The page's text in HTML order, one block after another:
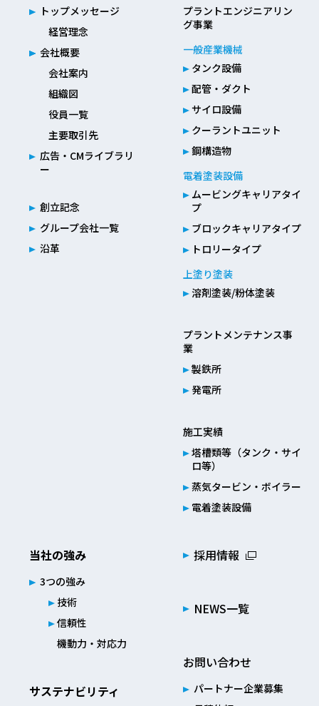
トップメッセージ
経営理念
会社概要
会社案内
組織図
役員一覧
主要取引先
広告・CMライブラリ
ー
創立記念
グループ会社一覧
沿革
プラントエンジニアリン
グ事業
一般産業機械
タンク設備
配管・ダクト
サイロ設備
クーラントユニット
鋼構造物
電着塗装設備
ムービングキャリアタイ
プ
ブロックキャリアタイプ
トロリータイプ
上塗り塗装
溶剤塗装/粉体塗装
プラントメンテナンス事
業
製鉄所
発電所
施工実績
塔槽類等（タンク・サイ
ロ等）
蒸気タービン・ボイラー
電着塗装設備
当社の強み
3つの強み
技術
信頼性
機動力・対応力
サステナビリティ
採用情報
NEWS一覧
お問い合わせ
パートナー企業募集